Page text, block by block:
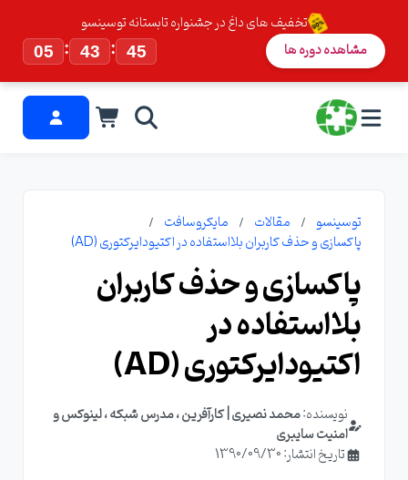
تخفیف های داغ در جشنواره تابستانه توسینسو
05
: 43 : 45 مشاهده دوره ها
توسینسو مقالات
مایکروسافت
پاکسازی و حذف کاربران بلااستفاده در اکتیودایرکتوری (AD)
پاکسازی و حذف کاربران
بلااستفاده در
اکتیودایرکتوری (AD)
نویسنده:محمد نصیری | کارآفرین ، مدرس شبکه ، لینوکس و
امنیت سایبری
تاریخ انتشار: 1390/09/30